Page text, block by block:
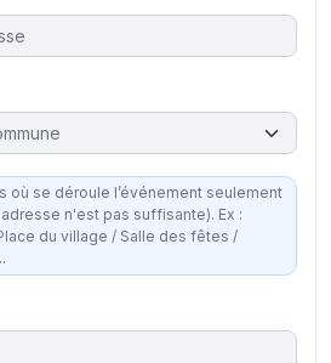
où se déroule l’événement seulement
n'est pas suffisante). Ex :
du village / Salle des fêtes /